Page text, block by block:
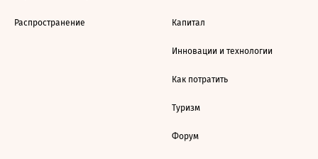
Распространение Капитал
Инновации и технологии
Как потратить
Туризм
Форум